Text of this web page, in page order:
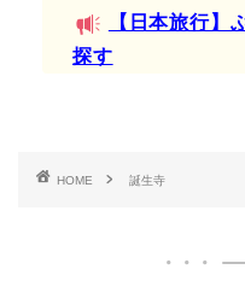
【日本旅行】
探す
HOME 誕生寺